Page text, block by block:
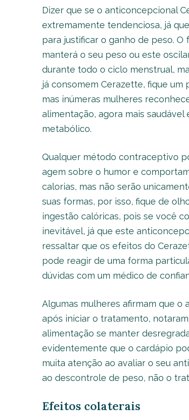
Dizer que se o anticoncepcional
extremamente tendenciosa, já
para justificar o ganho de peso.
manterá o seu peso ou este
durante todo o ciclo menstrual,
já consomem Cerazette, fique
mas inúmeras mulheres
alimentação, agora mais
metabólico.
Qualquer método contraceptivo
agem sobre o humor e
calorias, mas não serão
suas formas, por isso, fique de
ingestão calóricas, pois se você
inevitável, já que este
ressaltar que os efeitos do
pode reagir de uma forma
dúvidas com um médico de
Algumas mulheres afirmam que o
após iniciar o tratamento,
alimentação se manter
evidentemente que o cardápio
muita atenção ao avaliar o seu
ao descontrole de peso, não o
Efeitos colaterais